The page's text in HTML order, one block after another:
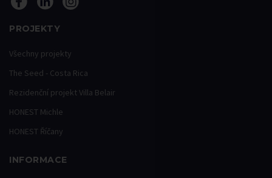
PROJEKTY
Všechny projekty
The Seed - Costa Rica
Rezidenční projekt Villa Belair
HONEST Michle
HONEST Říčany
INFORMACE